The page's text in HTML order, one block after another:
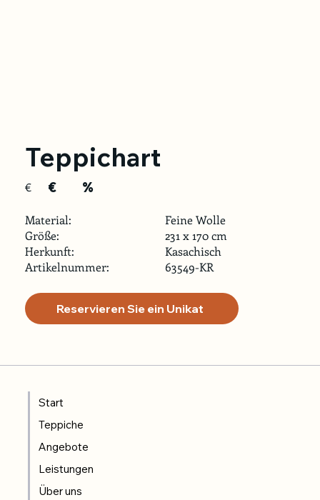
Teppichart
€ € %
Material:
Größe:
Herkunft:
Artikelnummer:
Reservieren Sie ein Unikat
Feine Wolle
231 x 170 cm
Kasachisch
63549-KR
Start
Teppiche
Angebote
Leistungen
Über uns